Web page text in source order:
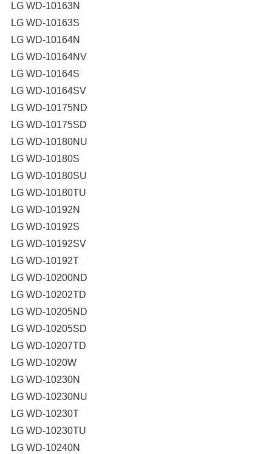
LG WD-10163N
LG WD-10163S
LG WD-10164N
LG WD-10164NV
LG WD-10164S
LG WD-10164SV
LG WD-10175ND
LG WD-10175SD
LG WD-10180NU
LG WD-10180S
LG WD-10180SU
LG WD-10180TU
LG WD-10192N
LG WD-10192S
LG WD-10192SV
LG WD-10192T
LG WD-10200ND
LG WD-10202TD
LG WD-10205ND
LG WD-10205SD
LG WD-10207TD
LG WD-1020W
LG WD-10230N
LG WD-10230NU
LG WD-10230T
LG WD-10230TU
LG WD-10240N